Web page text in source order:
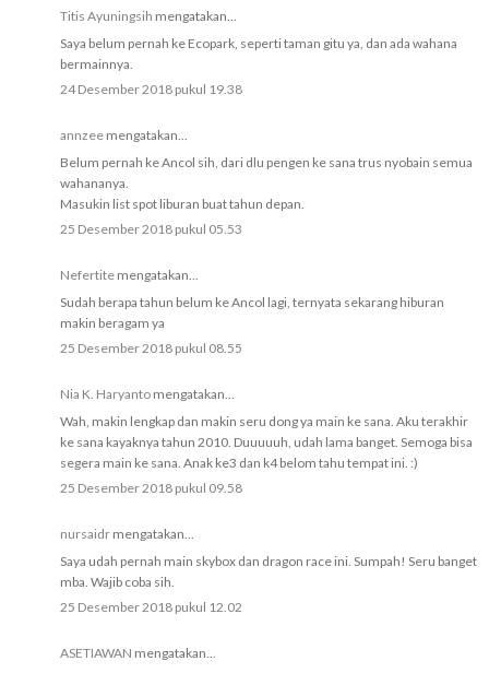
Titis Ayuningsih mengatakan...
Saya belum pernah ke Ecopark, seperti taman gitu ya, dan ada wahana
bermainnya.
24 Desember 2018 pukul 19.38
annzee mengatakan...
Belum pernah ke Ancol sih, dari dlu pengen ke sana trus nyobain semua
wahananya.
Masukin list spot liburan buat tahun depan.
25 Desember 2018 pukul 05.53
Nefertite mengatakan...
Sudah berapa tahun belum ke Ancol lagi, ternyata sekarang hiburan
makin beragam ya
25 Desember 2018 pukul 08.55
Nia K. Haryanto mengatakan...
Wah, makin lengkap dan makin seru dong ya main ke sana. Aku terakhir
ke sana kayaknya tahun 2010. Duuuuuh, udah lama banget. Semoga bisa
segera main ke sana. Anak ke3 dan k4 belom tahu tempat ini. :)
25 Desember 2018 pukul 09.58
nursaidr mengatakan...
Saya udah pernah main skybox dan dragon race ini. Sumpah! Seru banget
mba. Wajib coba sih.
25 Desember 2018 pukul 12.02
ASETIAWAN mengatakan...